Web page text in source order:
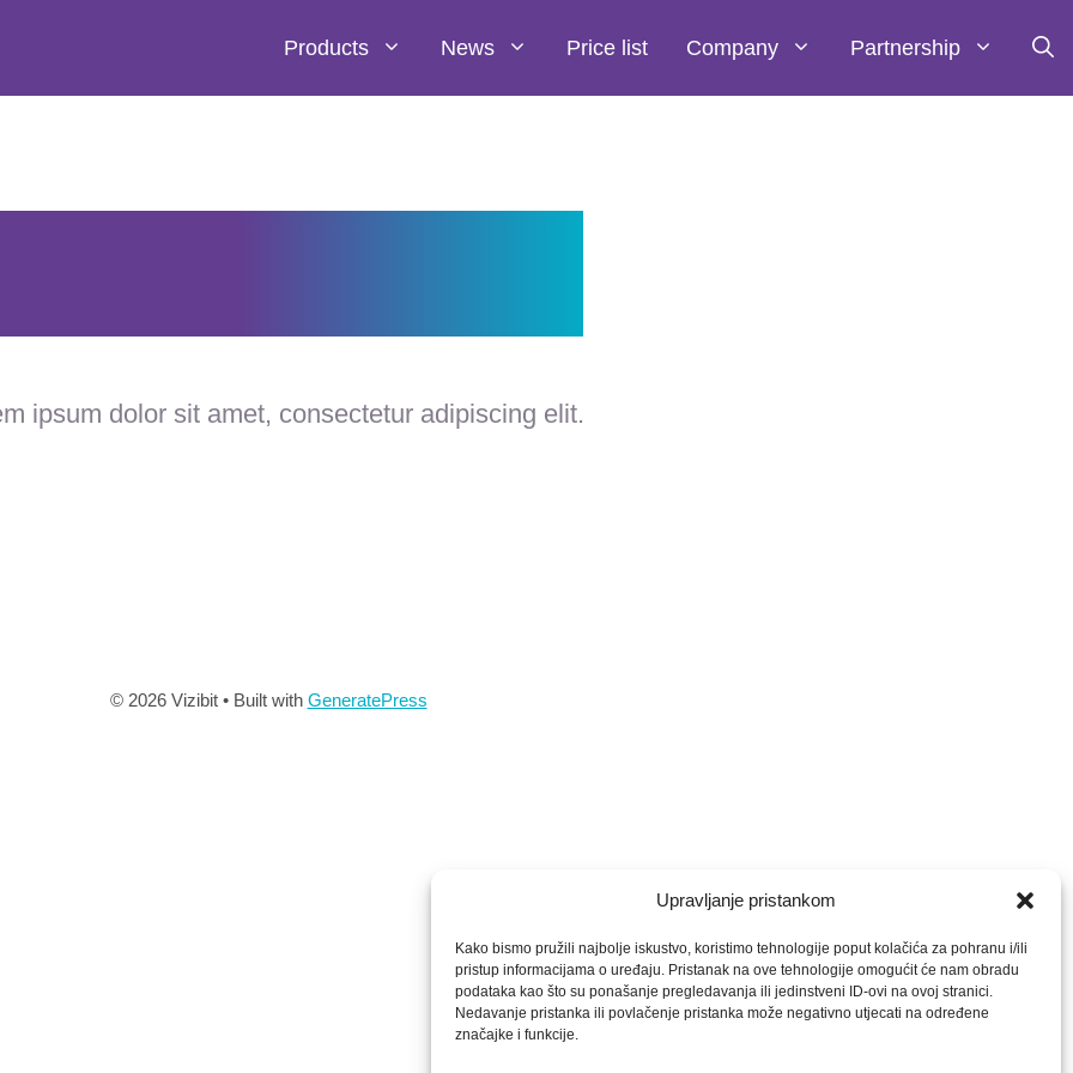
Upravljanje pristankom
Kako bismo pružili najbolje iskustvo, koristimo tehnologije poput kolačića za pohranu i/ili
pristup informacijama o uređaju. Pristanak na ove tehnologije omogućit će nam obradu
podataka kao što su ponašanje pregledavanja ili jedinstveni ID-ovi na ovoj stranici.
Nedavanje pristanka ili povlačenje pristanka može negativno utjecati na određene
značajke i funkcije.
Products News Price list Company Partnership
ipsum dolor sit amet, consectetur adipiscing elit.
© 2026 Vizibit• Built with GeneratePress